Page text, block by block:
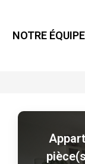
NOTRE ÉQUIPE